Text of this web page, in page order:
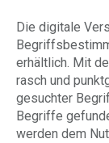
Die digitale
erhältlich. Mit
rasch und
gesuchter
Begriffe
werden dem